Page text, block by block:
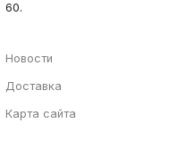
60.
Новости
Доставка
Карта сайта